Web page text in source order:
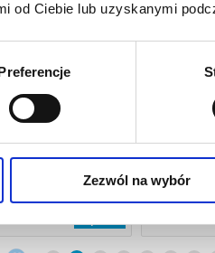
od Ciebie lub uzyskanymi
Zezwól na wybór
LUDZIE
prestiżową
ludzi dręczonych
na kreowaniu
manipulacje...
rytm
przez kolejne
Koncert
Sonata g-
Paderewski
fortepian,
„Nokturn i
zakupy w